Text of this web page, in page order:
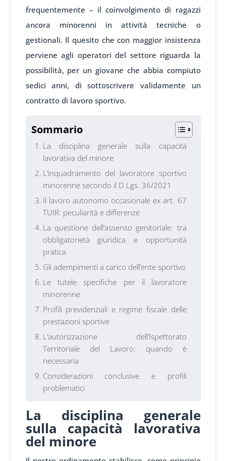
frequentemente – il coinvolgimento di ragazzi
ancora minorenni in attività tecniche o
gestionali. Il quesito che con maggior insistenza
perviene agli operatori del settore riguarda la
possibilità, per un giovane che abbia compiuto
sedici anni, di sottoscrivere validamente un
contratto di lavoro sportivo.
Sommario
La disciplina generale sulla capacità
lavorativa del minore
L’inquadramento del lavoratore sportivo
minorenne secondo il D.Lgs. 36/2021
Il lavoro autonomo occasionale ex art. 67
TUIR: peculiarità e differenze
La questione dell’assenso genitoriale: tra
obbligatorietà giuridica e opportunità
pratica
Gli adempimenti a carico dell’ente sportivo
Le tutele specifiche per il lavoratore
minorenne
Profili previdenziali e regime fiscale delle
prestazioni sportive
L’autorizzazione dell’Ispettorato
Territoriale del Lavoro: quando è
necessaria
Considerazioni conclusive e profili
problematici
La disciplina generale
sulla capacità lavorativa
del minore